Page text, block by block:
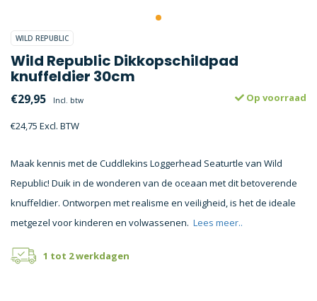
WILD REPUBLIC
Wild Republic Dikkopschildpad
knuffeldier 30cm
€29,95 Incl. btw
€24,75 Excl. BTW
Op voorraad
Maak kennis met de Cuddlekins Loggerhead Seaturtle van Wild
Republic! Duik in de wonderen van de oceaan met dit betoverende
knuffeldier. Ontworpen met realisme en veiligheid, is het de ideale
metgezel voor kinderen en volwassenen. Lees meer..
1 tot 2 werkdagen